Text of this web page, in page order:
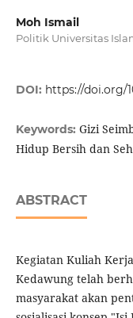
Moh Ismail
Politik Universitas
DOI: https://doi.org/
Keywords: Gizi
Hidup Bersih dan
ABSTRACT
Kegiatan Kuliah
Kedawung telah
masyarakat akan